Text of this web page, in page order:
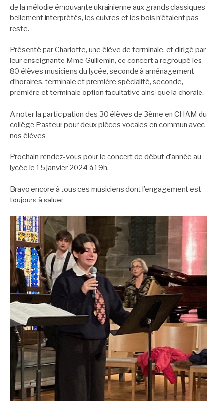
de la mélodie émouvante ukrainienne aux grands classiques
bellement interprétés, les cuivres et les bois n’étaient pas
reste.
Présenté par Charlotte, une élève de terminale, et dirigé par
leur enseignante Mme Guillemin, ce concert a regroupé les
80 élèves musiciens du lycée, seconde à aménagement
d’horaires, terminale et première spécialité, seconde,
première et terminale option facultative ainsi que la chorale.
A noter la participation des 30 élèves de 3ème en CHAM du
collège Pasteur pour deux pièces vocales en commun avec
nos élèves.
Prochain rendez-vous pour le concert de début d’année au
lycée le 15 janvier 2024 à 19h.
Bravo encore à tous ces musiciens dont l’engagement est
toujours à saluer